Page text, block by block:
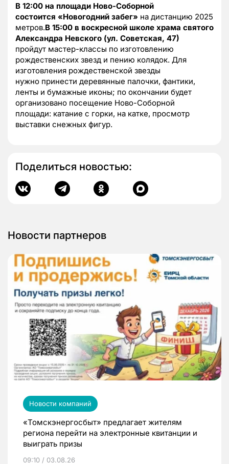
В 12:00 на площади Ново-Соборной
состоится «Новогодний забег» на дистанцию 2025
метров.В 15:00 в воскресной школе храма святого
Александра Невского (ул. Советская, 47)
пройдут мастер-классы по изготовлению
рождественских звезд и пению колядок. Для
изготовления рождественской звезды
нужно принести деревянные палочки, фантики,
ленты и бумажные иконы; по окончании будет
организовано посещение Ново-Соборной
площади: катание с горки, на катке, просмотр
выставки снежных фигур.
Поделиться новостью:
Новости партнеров
Новости компаний
«Томскэнергосбыт» предлагает жителям
региона перейти на электронные квитанции и
выиграть призы
09:10 / 03.08.26